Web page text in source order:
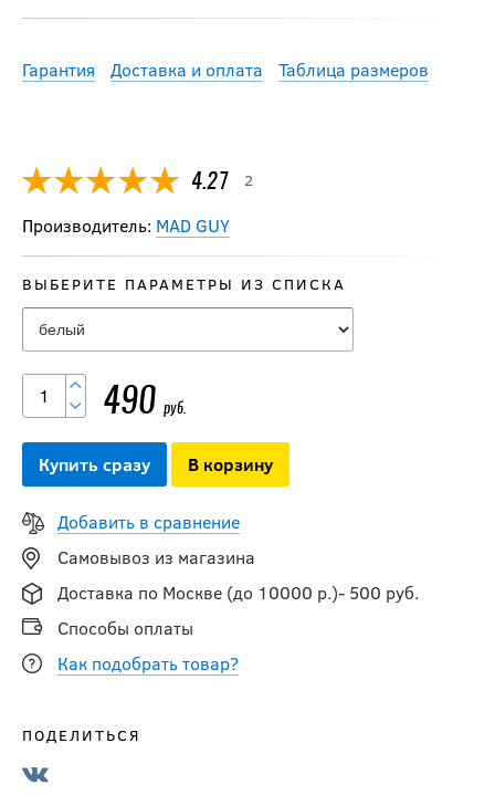
Гарантия Доставка и оплата Таблица размеров
4.27 2
Производитель: MAD GUY
ВЫБЕРИТЕ ПАРАМЕТРЫ ИЗ СПИСКА
490 руб.
Купить сразу В корзину
Добавить в сравнение
Самовывоз из магазина
Доставка по Москве (до 10000 р.)- 500 руб.
Способы оплаты
Как подобрать товар?
ПОДЕЛИТЬСЯ